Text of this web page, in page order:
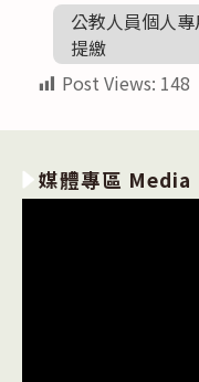
公教人員個人
提繳
Post Views: 148
媒體專區 Media